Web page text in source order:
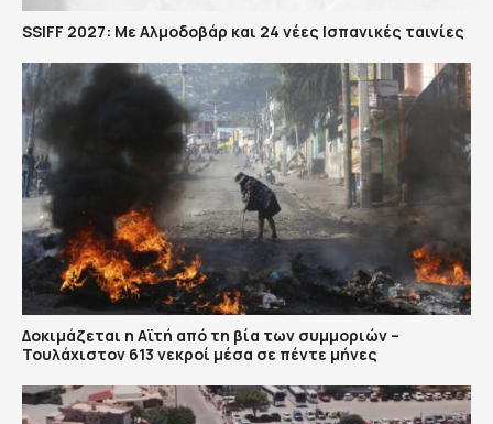
SSIFF 2027: Με Αλμοδοβάρ και 24 νέες Ισπανικές ταινίες
Δοκιμάζεται η Αϊτή από τη βία των συμμοριών –
Τουλάχιστον 613 νεκροί μέσα σε πέντε μήνες